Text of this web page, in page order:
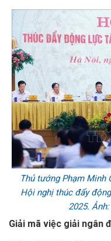
Thủ tướng Phạm Minh
Hội nghị thúc đẩy
2025.
Giải mã việc giải ngân